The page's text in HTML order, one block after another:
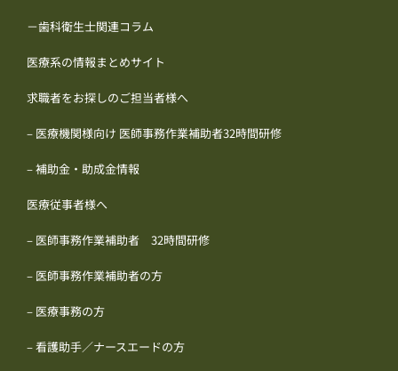
－歯科衛生士関連コラム
医療系の情報まとめサイト
求職者をお探しのご担当者様へ
– 医療機関様向け 医師事務作業補助者32時間研修
– 補助金・助成金情報
医療従事者様へ
– 医師事務作業補助者 32時間研修
– 医師事務作業補助者の方
– 医療事務の方
– 看護助手／ナースエードの方